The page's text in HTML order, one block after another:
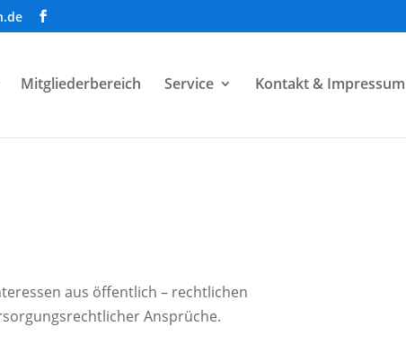
Mitgliederbereich Service Kontakt & Impressum
aus öffentlich – rechtlichen
Ansprüche.